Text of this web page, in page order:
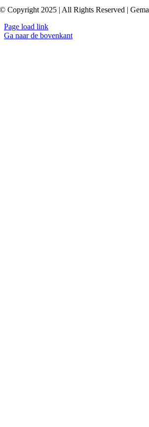
© Copyright 2025 | All Rights Reserved |
Page load link
Ga naar de bovenkant